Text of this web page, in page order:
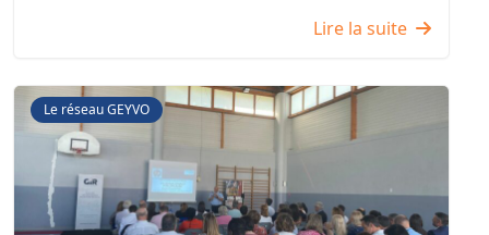
Lire la suite
Le réseau GEYVO